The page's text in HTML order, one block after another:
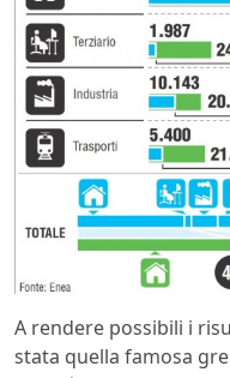
A rendere possibili i
stata quella famosa